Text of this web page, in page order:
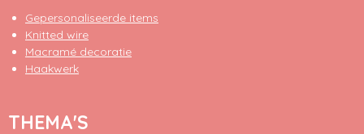
Gepersonaliseerde items
Knitted wire
Macramé decoratie
Haakwerk
THEMA'S